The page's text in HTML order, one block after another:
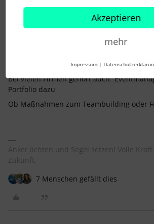
Bei vielen Firmen gehört auch
Portfolio dazu
Ob Maßnahmen zum Teambuilding oder
Anker lichten und Segel setzen! Volle
Zukunft.
7 Menschen gefällt dies
Akzeptieren
mehr
Impressum |